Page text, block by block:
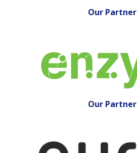
Our Partner
Our Partner